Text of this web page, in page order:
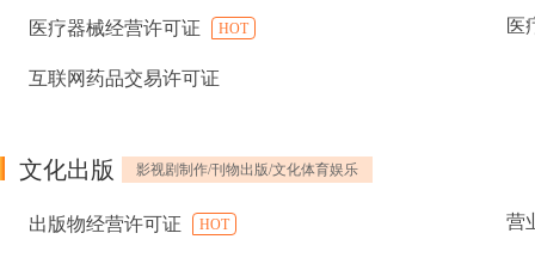
医疗器械经营许可证 HOT 医
互联网药品交易许可证
文化出版 影视剧制作/刊物出版/文化体育娱乐
出版物经营许可证 HOT 营